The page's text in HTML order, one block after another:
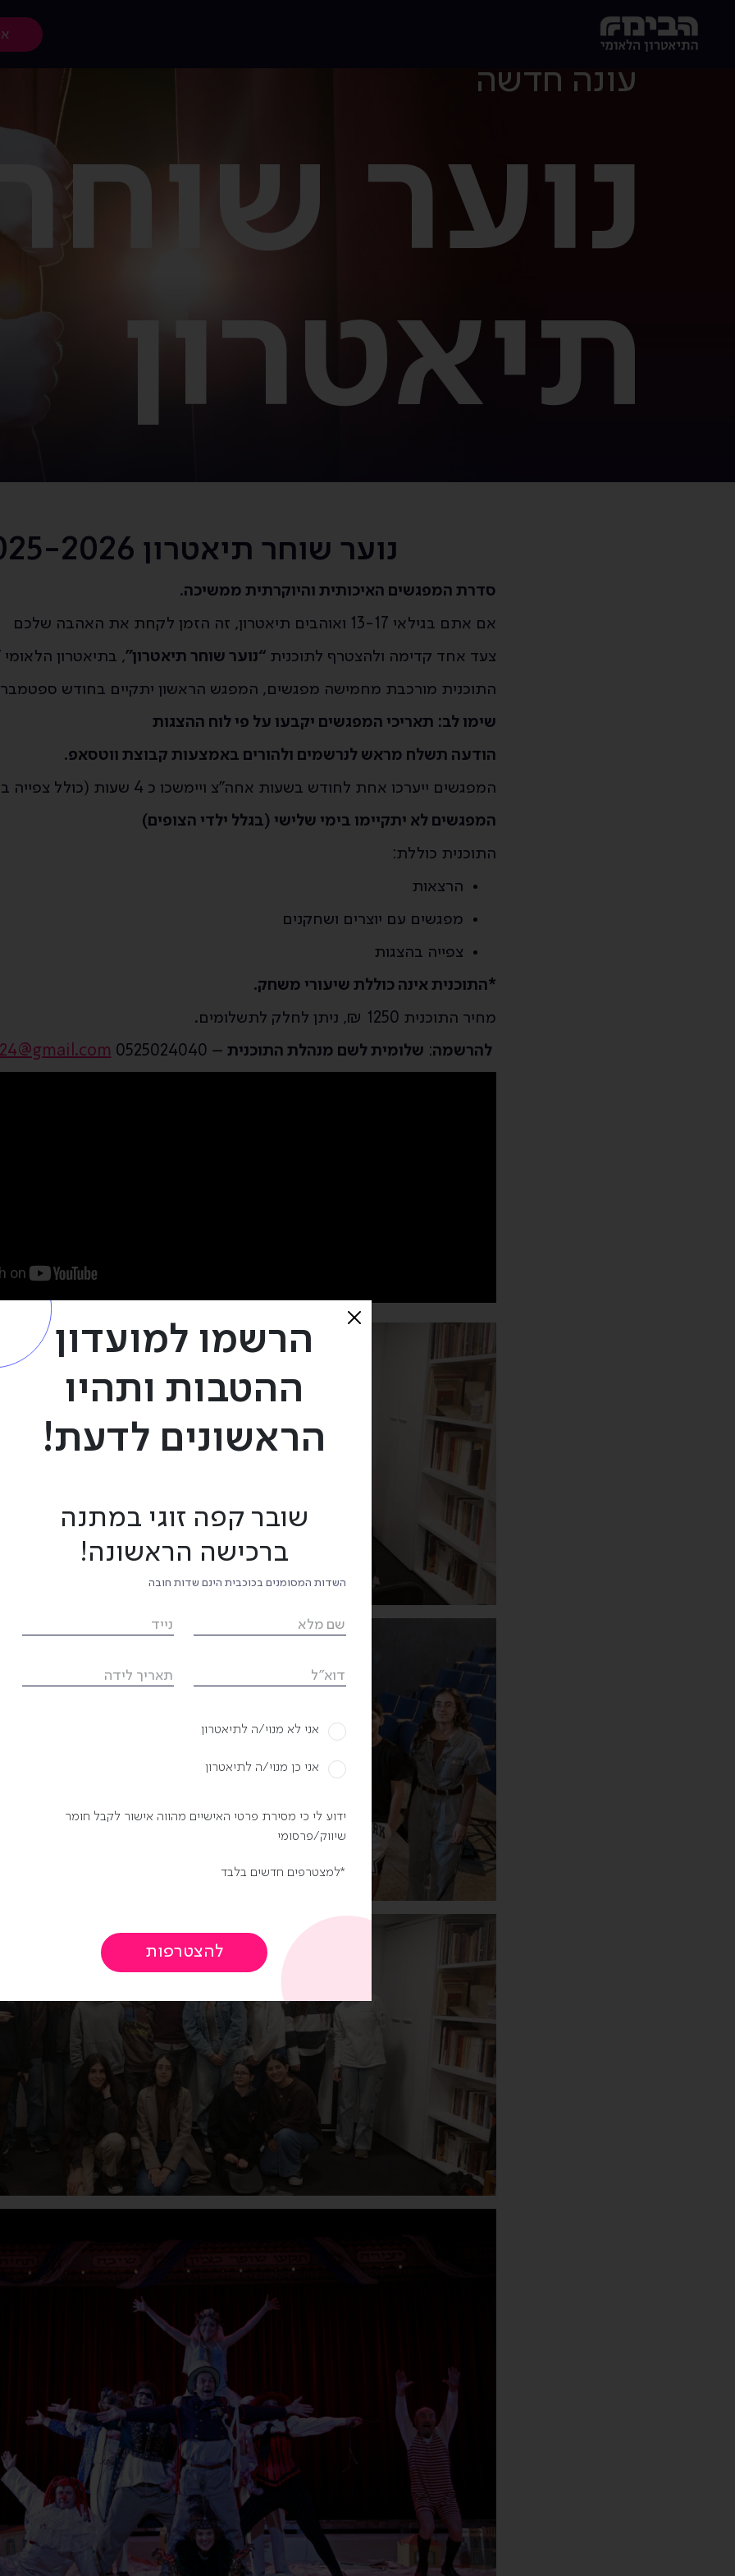
הבימה - התיאטרון הלאומי של ישראל
עונה חדשה
נוער
תיאטרון
נוער שוחר תיאטרון 2025-2026
סדרת המפגשים האיכותית והיוקרתית ממשיכה.
אם אתם בגילאי 13-17 ואוהבים תיאטרון, זה הזמן לקחת את האהבה שלכם
צעד אחד קדימה ולהצטרף לתוכנית “נוער שוחר תיאטרון”, בתיאטרון הלאומי
התוכנית מורכבת מחמישה מפגשים, המפגש הראשון יתקיים בחודש ספטמבר 2025.
שימו לב: תאריכי המפגשים יקבעו על פי לוח ההצגות
הודעה תשלח מראש לנרשמים ולהורים באמצעות קבוצת ווטסאפ.
המפגשים ייערכו אחת לחודש בשעות אחה”צ ויימשכו כ 4 שעות (כולל צפייה בהצגה)
המפגשים לא יתקיימו בימי שלישי (בגלל ילדי הצופים)
התוכנית כוללת:
הרצאות
מפגשים עם יוצרים ושחקנים
צפייה בהצגות
*התוכנית אינה כוללת שיעורי משחק.
מחיר התוכנית 1250 ₪, ניתן לחלק לתשלומים.
להרשמה: שלומית לשם מנהלת התוכנית –
0525024040
הרשמו למועדון
ההטבות ותהיו
הראשונים לדעת!
שובר קפה זוגי במתנה
ברכישה הראשונה!
השדות המסומנים בכוכבית הינם שדות חובה
שם מלא נייד
דוא"ל תאריך לידה
אני לא מנוי/ה לתיאטרון
אני כן מנוי/ה לתיאטרון
ידוע לי כי מסירת פרטי האישיים מהווה אישור לקבל חומר
שיווק/פרסומי
למצטרפים חדשים בלבד